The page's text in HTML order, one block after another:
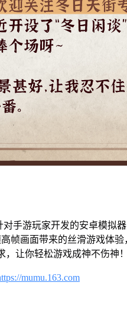
对手游玩家开发的安卓模拟
帧画面带来的丝滑游戏体
让你轻松游戏成神不伤神！
mumu.163.com